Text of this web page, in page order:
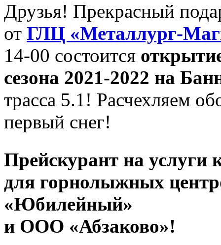
Друзья! Прекрасный
от ГЛЦ «Металлург-
14-00 состоится
сезона 2021-2022 на
трасса 5.1! Расчехляем
первый снег!
Прейскурант на услуги
для горнолыжных
«Юбилейный»
и ООО «Абзаково»!